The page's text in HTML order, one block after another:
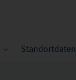
Standortdaten